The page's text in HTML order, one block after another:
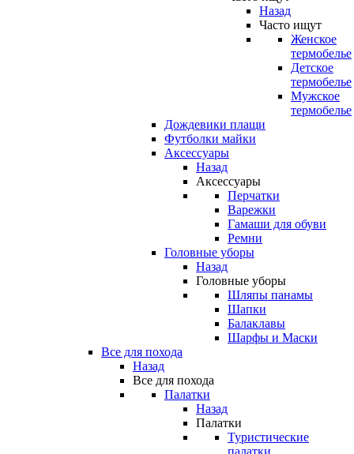
Назад
Часто ищут
Женское
термобелье
Детское
термобелье
Мужское
термобелье
Дождевики плащи
Футболки майки
Аксессуары
Назад
Аксессуары
Перчатки
Варежки
Гамаши для обуви
Ремни
Головные уборы
Назад
Головные уборы
Шляпы панамы
Шапки
Балаклавы
Шарфы и Маски
Все для похода
Назад
Все для похода
Палатки
Назад
Палатки
Туристические
палатки